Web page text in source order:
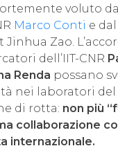
voluto
Marco Conti e
Jinhua Zao.
dell’IIT-CNR
Renda possano
nei laboratori del
di rotta: non più
collaborazione
internazionale.